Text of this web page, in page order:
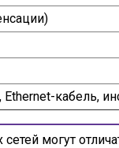
Ethernet-кабель,
могут